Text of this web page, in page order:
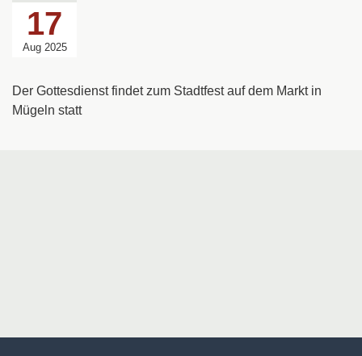
17
Aug 2025
Der Gottesdienst findet zum Stadtfest auf dem Markt in
Mügeln statt